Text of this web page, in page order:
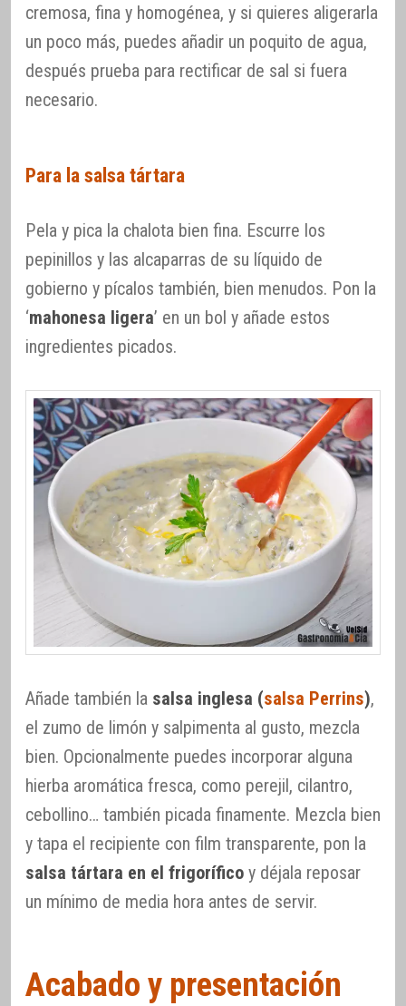
cremosa, fina y homogénea, y si quieres aligerarla
un poco más, puedes añadir un poquito de agua,
después prueba para rectificar de sal si fuera
necesario.
Para la salsa tártara
Pela y pica la chalota bien fina. Escurre los
pepinillos y las alcaparras de su líquido de
gobierno y pícalos también, bien menudos. Pon la
‘mahonesa ligera’ en un bol y añade estos
ingredientes picados.
Añade también la salsa inglesa (salsa Perrins),
el zumo de limón y salpimenta al gusto, mezcla
bien. Opcionalmente puedes incorporar alguna
hierba aromática fresca, como perejil, cilantro,
cebollino… también picada finamente. Mezcla bien
y tapa el recipiente con film transparente, pon la
salsa tártara en el frigorífico y déjala reposar
un mínimo de media hora antes de servir.
Acabado y presentación